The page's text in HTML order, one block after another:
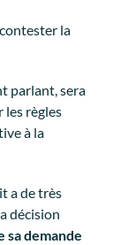
la
parlant, sera
les règles
à la
a de très
décision
sa demande